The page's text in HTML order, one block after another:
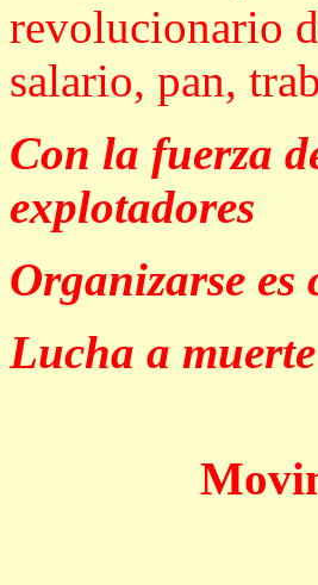
revolucionario
salario, pan,
Con la fuerza
explotadores
Organizarse es
Lucha a